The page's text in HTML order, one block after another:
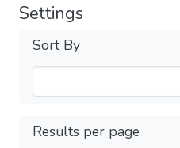
Settings
Sort By
Results per page